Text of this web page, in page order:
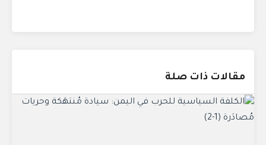
مقالات ذات صلة